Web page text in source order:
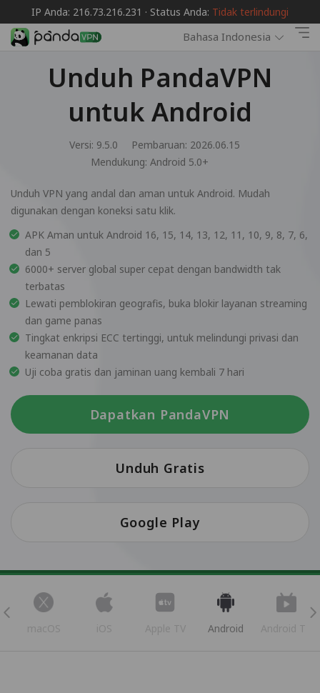
IP Anda: 216.73.216.231 · Status Anda: Tidak terlindungi
Bahasa Indonesia
Unduh PandaVPN
untuk Android
Versi: 9.5.0
Pembaruan: 2026.06.15
Mendukung: Android 5.0+
Unduh VPN yang andal dan aman untuk Android. Mudah
digunakan dengan koneksi satu klik.
APK Aman untuk Android 16, 15, 14, 13, 12, 11, 10, 9, 8, 7, 6,
dan 5
6000+ server global super cepat dengan bandwidth tak
terbatas
Lewati pemblokiran geografis, buka blokir layanan streaming
dan game panas
Tingkat enkripsi ECC tertinggi, untuk melindungi privasi dan
keamanan data
Uji coba gratis dan jaminan uang kembali 7 hari
Dapatkan PandaVPN
Unduh Gratis
Google Play
macOS iOS Apple TV Android Android TV